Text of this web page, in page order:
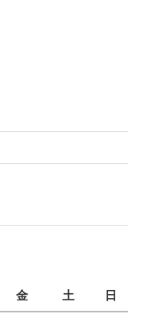
金 土 日